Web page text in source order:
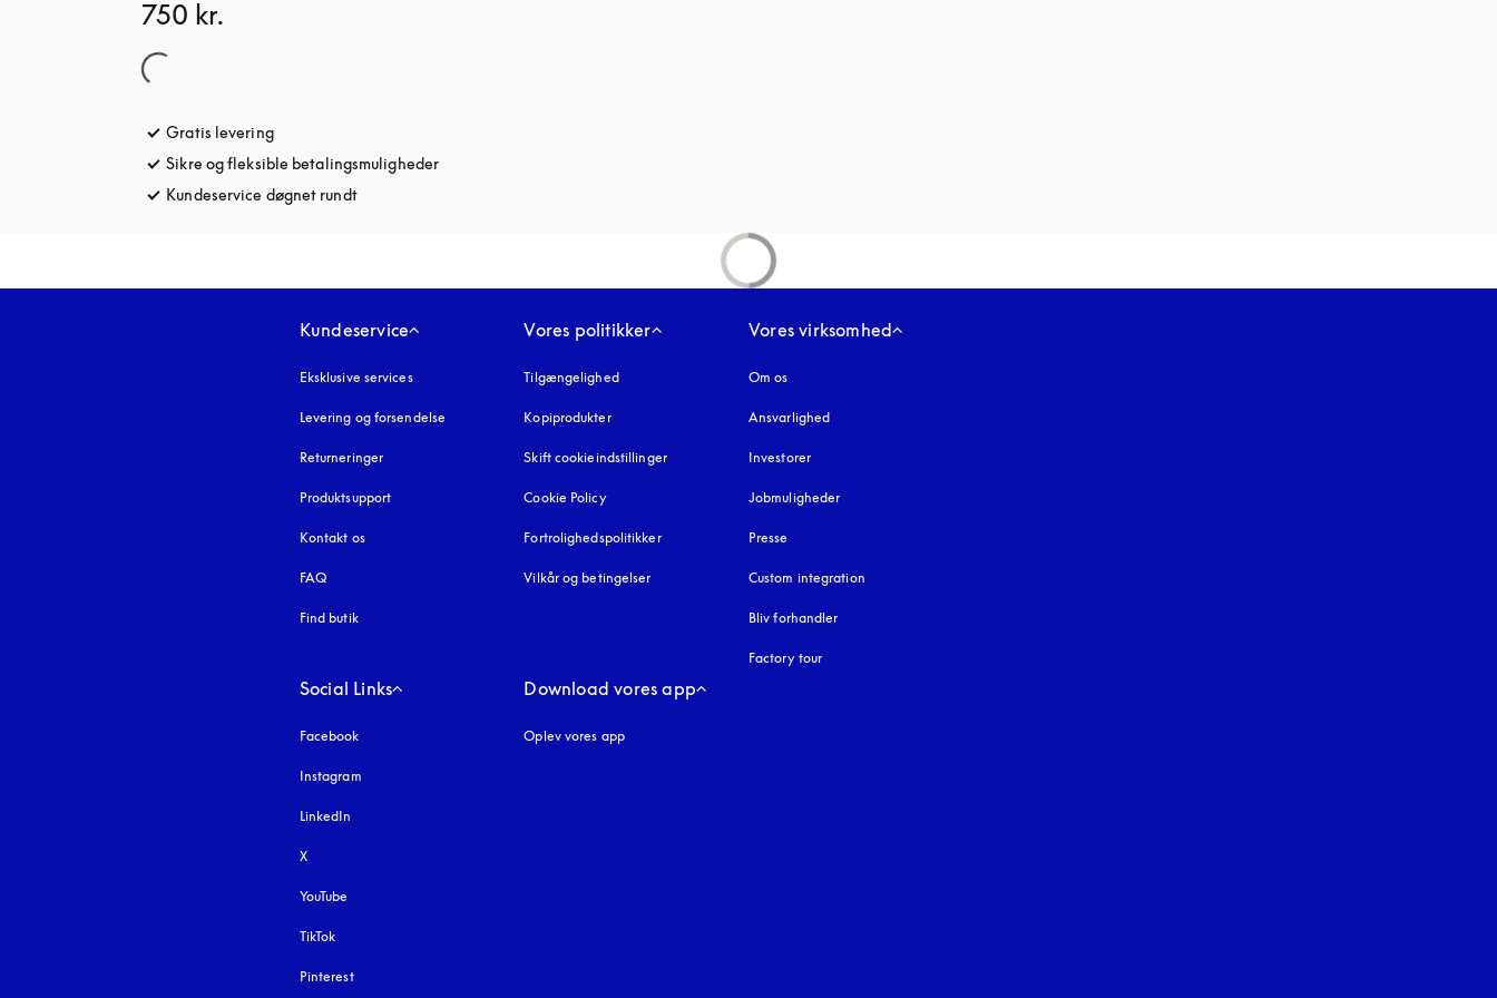
750 kr.
Gratis leveringåbnes under en ny fane
Sikre og fleksible betalingsmuligheder
Kundeservice døgnet rundtåbnes under en ny fane
Kundeservice
Eksklusive services
Levering og forsendelse
Returneringer
Produktsupport
Kontakt os
FAQ
Find butik
Vores politikker
Tilgængelighedåbnes under en ny fane
Kopiprodukteråbnes under en ny fane
Skift cookieindstillinger
Cookie Policyåbnes under en ny fane
Fortrolighedspolitikkeråbnes under en ny fane
Vilkår og betingelser
Vores virksomhed
Om os
Ansvarlighed
Investorer
Jobmuligheder
Presse
Custom integration
Bliv forhandler
Factory tour
Social Links
Facebook
Instagram
LinkedIn
X
YouTube
TikTok
Pinterest
Download vores app
Oplev vores app